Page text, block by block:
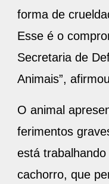
forma de
Esse é o
Secretaria de
Animais”,
O animal
ferimentos
está
cachorro, que